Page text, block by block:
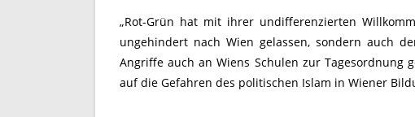
„Rot-Grün hat mit ihrer undifferenzierten
ungehindert nach Wien gelassen, sondern auch
Angriffe auch an Wiens Schulen zur Tagesordnung
auf die Gefahren des politischen Islam in Wiener